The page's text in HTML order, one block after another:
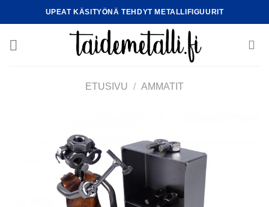
to
UPEAT KÄSITYÖNÄ TEHDYT METALLIFIGUURIT
ETUSIVU / AMMATIT